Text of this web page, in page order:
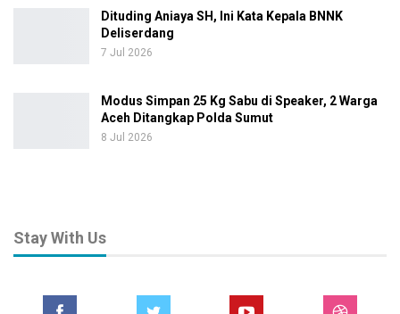
Dituding Aniaya SH, Ini Kata Kepala BNNK
Deliserdang
7 Jul 2026
Modus Simpan 25 Kg Sabu di Speaker, 2 Warga
Aceh Ditangkap Polda Sumut
8 Jul 2026
Stay With Us